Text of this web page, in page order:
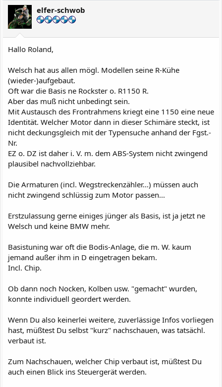
elfer-schwob
Hallo Roland,
Welsch hat aus allen mögl. Modellen seine R-Kühe
(wieder-)aufgebaut.
Oft war die Basis ne Rockster o. R1150 R.
Aber das muß nicht unbedingt sein.
Mit Austausch des Frontrahmens kriegt eine 1150 eine neue
Identität. Welcher Motor dann in dieser Schimäre steckt, ist
nicht deckungsgleich mit der Typensuche anhand der Fgst.-
Nr.
EZ o. DZ ist daher i. V. m. dem ABS-System nicht zwingend
plausibel nachvollziehbar.
Die Armaturen (incl. Wegstreckenzähler...) müssen auch
nicht zwingend schlüssig zum Motor passen...
Erstzulassung gerne einiges jünger als Basis, ist ja jetzt ne
Welsch und keine BMW mehr.
Basistuning war oft die Bodis-Anlage, die m. W. kaum
jemand außer ihm in D eingetragen bekam.
Incl. Chip.
Ob dann noch Nocken, Kolben usw. "gemacht" wurden,
konnte individuell geordert werden.
Wenn Du also keinerlei weitere, zuverlässige Infos vorliegen
hast, müßtest Du selbst "kurz" nachschauen, was tatsächl.
verbaut ist.
Zum Nachschauen, welcher Chip verbaut ist, müßtest Du
auch einen Blick ins Steuergerät werden.